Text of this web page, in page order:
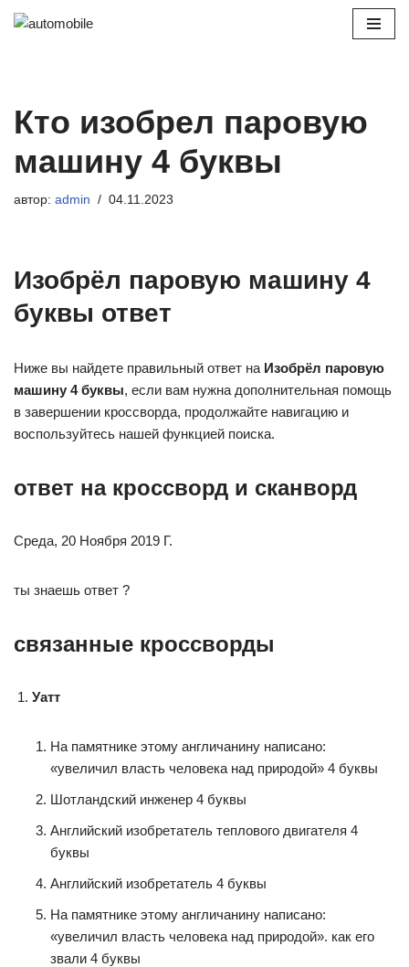
Кто изобрел паровую
машину 4 буквы
автор: admin 04.11.2023
Изобрёл паровую машину 4
буквы ответ
Ниже вы найдете правильный ответ на Изобрёл паровую
машину 4 буквы, если вам нужна дополнительная помощь
в завершении кроссворда, продолжайте навигацию и
воспользуйтесь нашей функцией поиска.
ответ на кроссворд и сканворд
Среда, 20 Ноября 2019 Г.
ты знаешь ответ ?
связанные кроссворды
Уатт
На памятнике этому англичанину написано:
«увеличил власть человека над природой» 4 буквы
Шотландский инженер 4 буквы
Английский изобретатель теплового двигателя 4
буквы
Английский изобретатель 4 буквы
На памятнике этому англичанину написано:
«увеличил власть человека над природой». как его
звали 4 буквы